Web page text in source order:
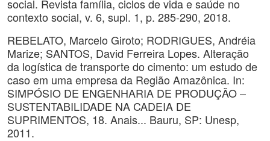
social. Revista família, ciclos de vida e saúde no
contexto social, v. 6, supl. 1, p. 285-290, 2018.
REBELATO, Marcelo Giroto; RODRIGUES, Andréia
Marize; SANTOS, David Ferreira Lopes. Alteração
da logística de transporte do cimento: um estudo de
caso em uma empresa da Região Amazônica. In:
SIMPÓSIO DE ENGENHARIA DE PRODUÇÃO –
SUSTENTABILIDADE NA CADEIA DE
SUPRIMENTOS, 18. Anais... Bauru, SP: Unesp,
2011.